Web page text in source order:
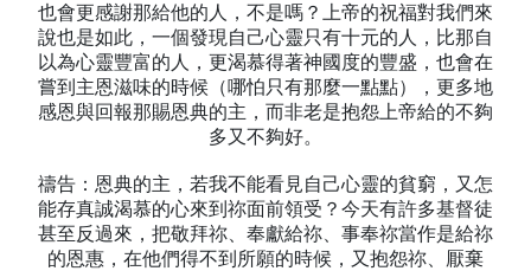
也會更感謝那給他的人，不是嗎？上帝的祝福對我們來
說也是如此，一個發現自己心靈只有十元的人，比那自
以為心靈豐富的人，更渴慕得著神國度的豐盛，也會在
嘗到主恩滋味的時候（哪怕只有那麼一點點），更多地
感恩與回報那賜恩典的主，而非老是抱怨上帝給的不夠
多又不夠好。
禱告：恩典的主，若我不能看見自己心靈的貧窮，又怎
能存真誠渴慕的心來到祢面前領受？今天有許多基督徒
甚至反過來，把敬拜祢、奉獻給祢、事奉祢當作是給祢
的恩惠，在他們得不到所願的時候，又抱怨祢、厭棄